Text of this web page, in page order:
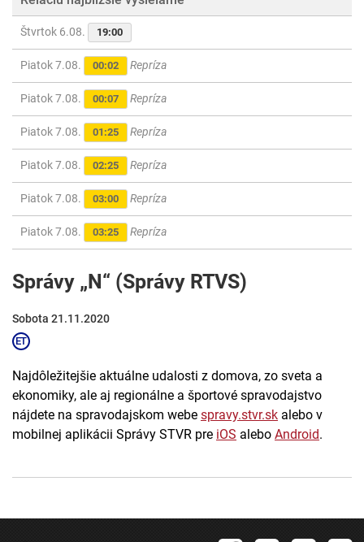
Štvrtok 6.08. 19:00
Piatok 7.08. 00:02 Repríza
Piatok 7.08. 00:07 Repríza
Piatok 7.08. 01:25 Repríza
Piatok 7.08. 02:25 Repríza
Piatok 7.08. 03:00 Repríza
Piatok 7.08. 03:25 Repríza
Správy „N“ (Správy RTVS)
Sobota 21.11.2020
Najdôležitejšie aktuálne udalosti z domova, zo sveta a
ekonomiky, ale aj regionálne a športové spravodajstvo
nájdete na spravodajskom webe spravy.stvr.sk alebo v
mobilnej aplikácii Správy STVR pre iOS alebo Android.